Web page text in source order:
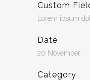
Custom
Lorem ipsum
Date
20 November
Category